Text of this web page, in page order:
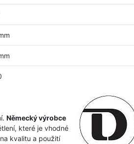
Německý výrobce
které je vhodné
kvalitu a použití